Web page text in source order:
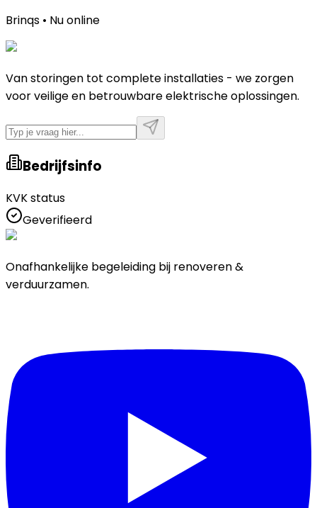
Brinqs • Nu online
Van storingen tot complete installaties - we zorgen
voor veilige en betrouwbare elektrische oplossingen.
Bedrijfsinfo
KVK status
Geverifieerd
Onafhankelijke begeleiding bij renoveren &
verduurzamen.